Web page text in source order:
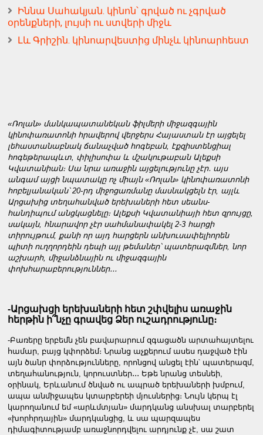
Իննա Սահակյան. կինոն՝ գրված ու չգրված
օրենքների, լույսի ու ստվերի միջև
Լև Գրիշին. կինոարվեստից մինչև կինոարհեստ
«Ռոլան» մանկապատանեկան ֆիլմերի միջազգային
կինոփառատոնի հրավերով վերջերս Հայաստան էր այցելել
լեհաստանաբնակ ճանաչված հոգեբան, էքզիստենցիալ
հոգեթերապևտ, փիլիսոփա և մշակութաբան Ալեքսի
Կվատանիան։ Սա նրա առաջին այցելությունը չէր․ այս
անգամ այցի նպատակը ոչ միայն «Ռոլան» կինոփառատոնի
հոբելյանական՝ 20-րդ միջոցառմանը մասնակցելն էր, այլև
Արցախից տեղահանված երեխաների հետ սեանս-
հանդիպում անցկացնելը։ Ալեքսի Կվատանիայի հետ զրույցը,
սակայն, հնարավոր չէր սահմանափակել 2-3 հարցի
տիրույթում, քանի որ այդ հարցերն անխուսափելիորեն
պիտի ուղղորդեին դեպի այլ թեմաներ՝ պատերազմներ, նոր
աշխարհ, միջանձնային ու միջազգային
փոխհարաբերություններ․․․
-Արցախցի երեխաների հետ շփվելիս առաջին
հերթին ի՞նչը գրավեց Ձեր ուշադրությունը։
-Բառերը երբեմն չեն բավարարում զգացածն արտահայտելու
համար, բայց կփորձեմ։ Նրանց աչքերում ասես դաջված էին
այն ծանր փորձությունները, որոնցով անցել էին՝ պատերազմ,
տեղահանություն, կորուստներ․․․ Եթե նրանց տեսնեի,
օրինակ, Երևանում ծնված ու ապրած երեխաների խմբում,
ապա անմիջապես կտարբերեի մյուսներից։ Նույն կերպ էլ
կարողանում եմ «արևմտյան» մարդկանց անսխալ տարբերել
«խորհրդային» մարդկանցից, և սա պարզապես
դիմագիտությամբ առաջնորդվելու արդյունք չէ, սա շատ